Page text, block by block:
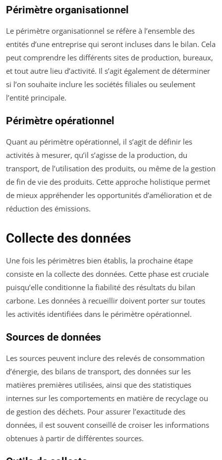
Périmètre organisationnel
Le périmètre organisationnel se réfère à l’ensemble des
entités d’une entreprise qui seront incluses dans le bilan. Cela
peut comprendre les différents sites de production, bureaux,
et tout autre lieu d’activité. Il s’agit également de déterminer
si l’on souhaite inclure les sociétés filiales ou seulement
l’entité principale.
Périmètre opérationnel
Quant au périmètre opérationnel, il s’agit de définir les
activités à mesurer, qu’il s’agisse de la production, du
transport, de l’utilisation des produits, ou même de la gestion
de fin de vie des produits. Cette approche holistique permet
de mieux appréhender les opportunités d’amélioration et de
réduction des émissions.
Collecte des données
Une fois les périmètres bien établis, la prochaine étape
consiste en la collecte des données. Cette phase est cruciale
puisqu’elle conditionne la fiabilité des résultats du bilan
carbone. Les données à recueillir doivent porter sur toutes
les activités identifiées dans le périmètre opérationnel.
Sources de données
Les sources peuvent inclure des relevés de consommation
d’énergie, des bilans de transport, des données sur les
matières premières utilisées, ainsi que des statistiques
internes sur les comportements en matière de recyclage ou
de gestion des déchets. Pour assurer l’exactitude des
données, il est souvent conseillé de croiser les informations
obtenues à partir de différentes sources.